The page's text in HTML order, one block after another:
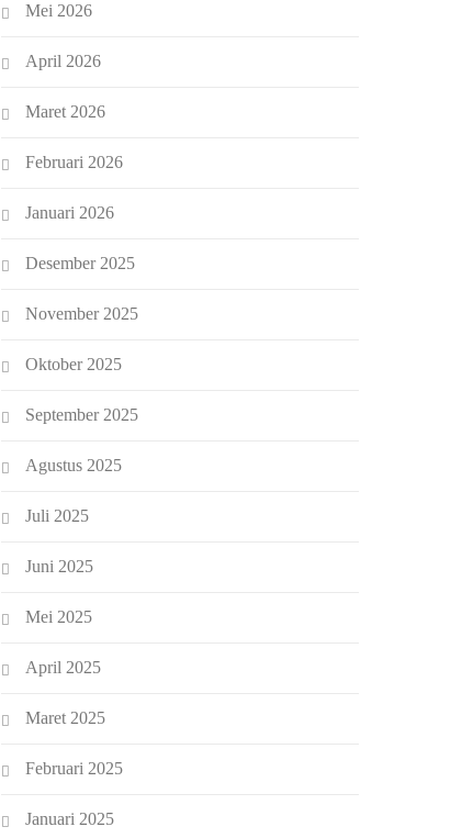
Mei 2026
April 2026
Maret 2026
Februari 2026
Januari 2026
Desember 2025
November 2025
Oktober 2025
September 2025
Agustus 2025
Juli 2025
Juni 2025
Mei 2025
April 2025
Maret 2025
Februari 2025
Januari 2025